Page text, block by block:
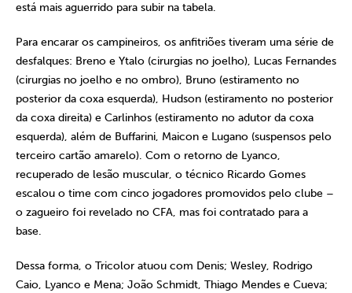
está mais aguerrido para subir na tabela.
Para encarar os campineiros, os anfitriões tiveram uma série de
desfalques: Breno e Ytalo (cirurgias no joelho), Lucas Fernandes
(cirurgias no joelho e no ombro), Bruno (estiramento no
posterior da coxa esquerda), Hudson (estiramento no posterior
da coxa direita) e Carlinhos (estiramento no adutor da coxa
esquerda), além de Buffarini, Maicon e Lugano (suspensos pelo
terceiro cartão amarelo). Com o retorno de Lyanco,
recuperado de lesão muscular, o técnico Ricardo Gomes
escalou o time com cinco jogadores promovidos pelo clube –
o zagueiro foi revelado no CFA, mas foi contratado para a
base.
Dessa forma, o Tricolor atuou com Denis; Wesley, Rodrigo
Caio, Lyanco e Mena; João Schmidt, Thiago Mendes e Cueva;